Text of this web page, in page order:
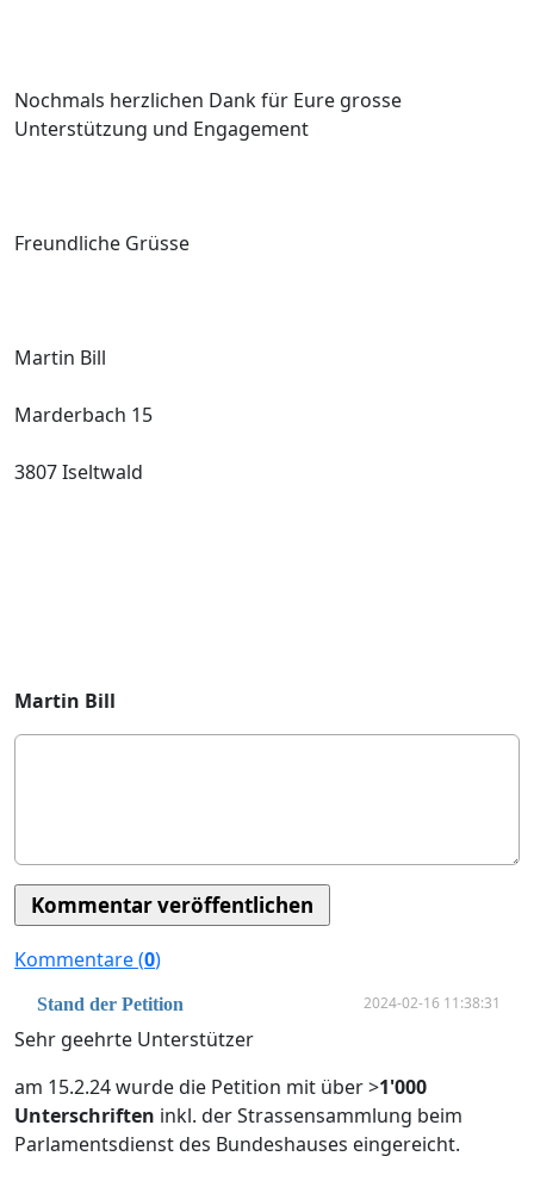
Nochmals herzlichen Dank für Eure grosse
Unterstützung und Engagement
Freundliche Grüsse
Martin Bill
Marderbach 15
3807 Iseltwald
Martin Bill
Kommentare (0)
Stand der Petition 2024-02-16 11:38:31
Sehr geehrte Unterstützer
am 15.2.24 wurde die Petition mit über >1'000
Unterschriften inkl. der Strassensammlung beim
Parlamentsdienst des Bundeshauses eingereicht.